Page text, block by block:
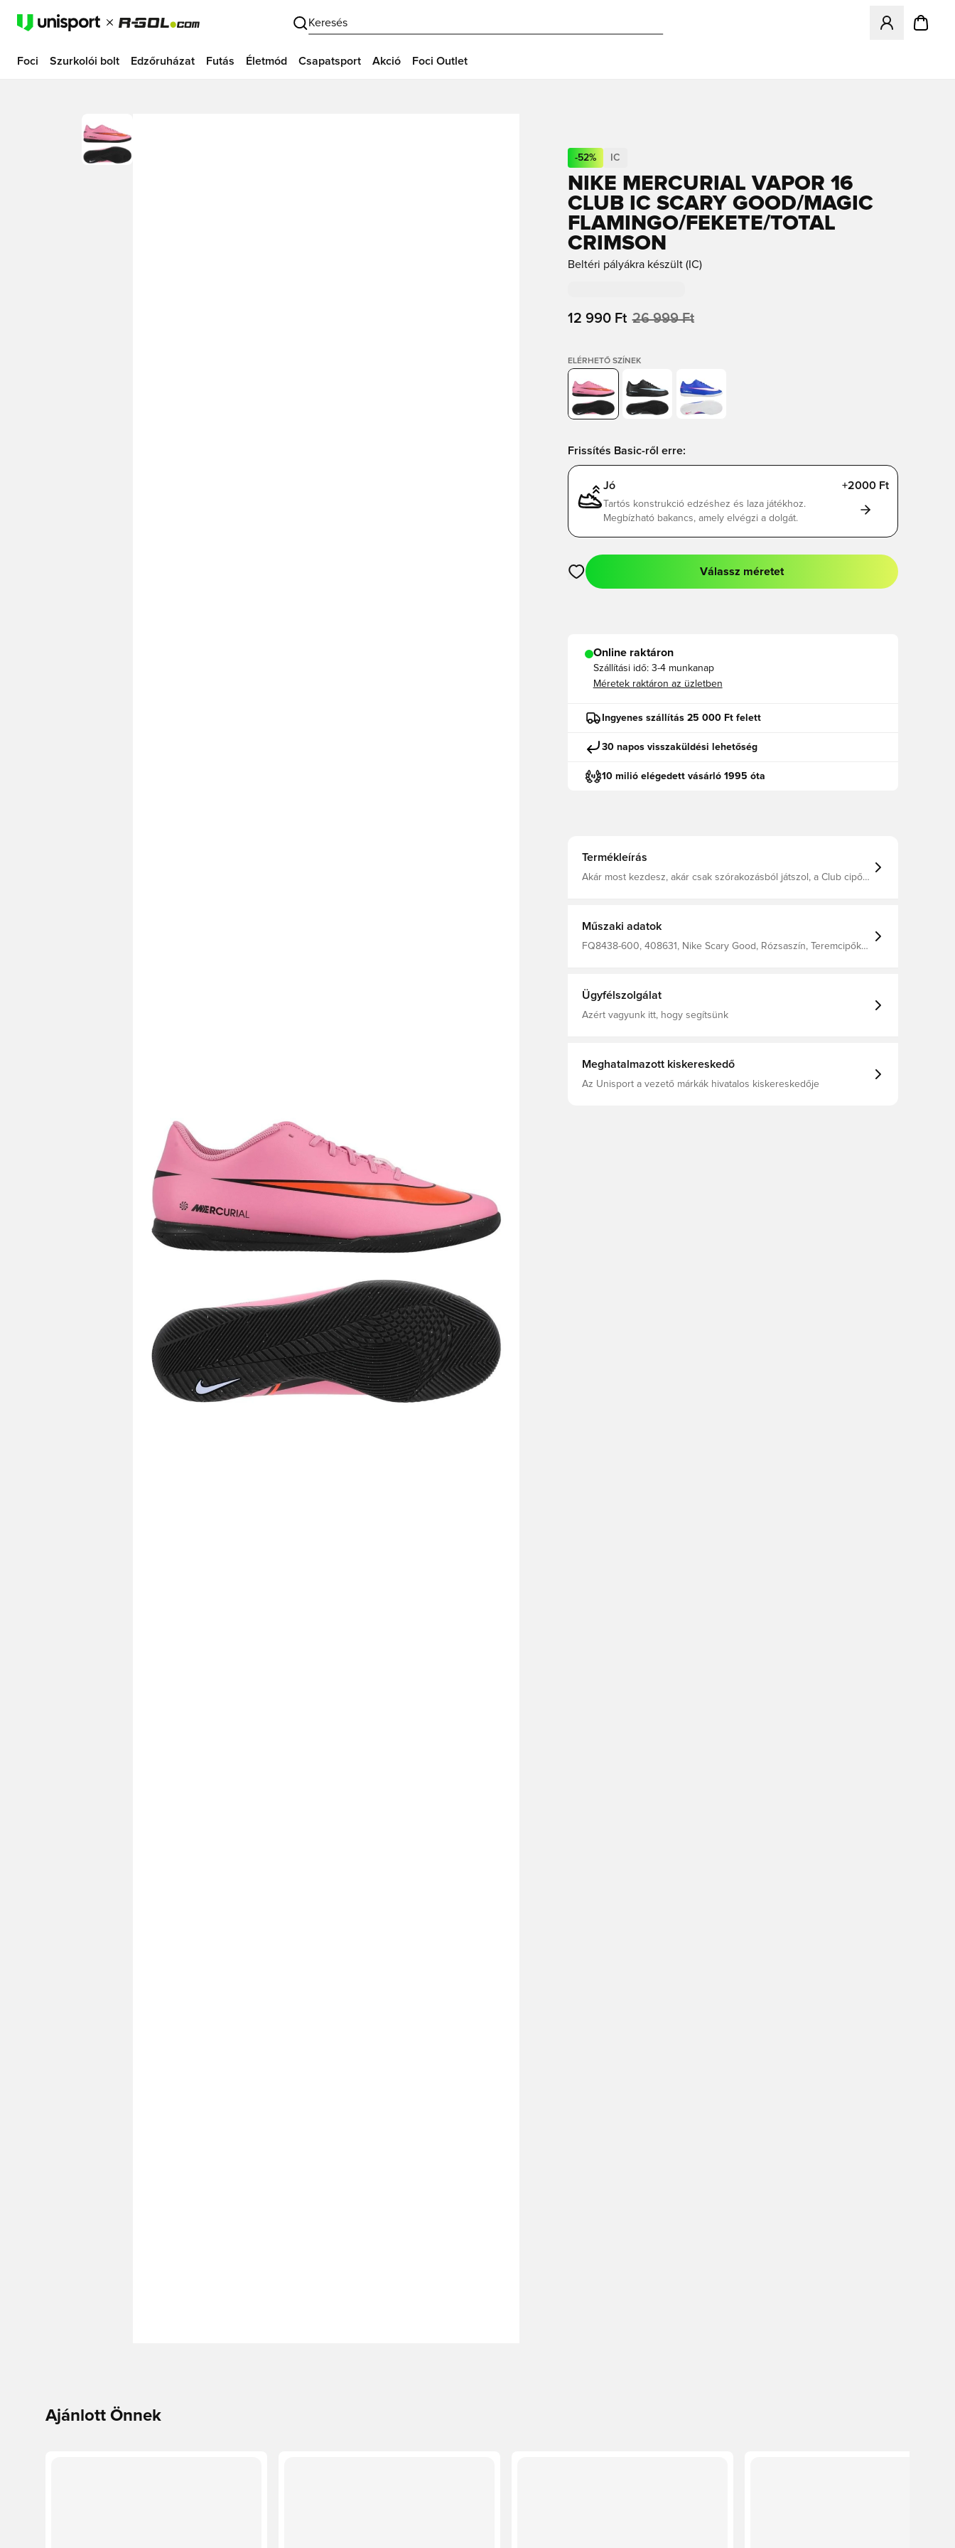
Keresés
Megnyit egy
Foci Szurkolói bolt Edzőruházat Futás Életmód Csapatsport Akció Foci Outlet
-52% IC
NIKE MERCURIAL VAPOR 16
CLUB IC SCARY GOOD/MAGIC
FLAMINGO/FEKETE/TOTAL
CRIMSON
Beltéri pályákra készült (IC)
12 990 Ft 26 999 Ft
ELÉRHETŐ SZÍNEK
Frissítés Basic-ről erre:
Jó +2000 Ft
Tartós konstrukció edzéshez és laza játékhoz.
Megbízható bakancs, amely elvégzi a dolgát.
Megnyit egy modált a bejelentkezéshez vagy a tagként való regisztrációhoz
Válassz méretet
Online raktáron
Szállítási idő: 3-4 munkanap
Méretek raktáron az üzletben
Ingyenes szállítás 25 000 Ft felett
30 napos visszaküldési lehetőség
10 milió elégedett vásárló 1995 óta
Termékleírás
Akár most kezdesz, akár csak szórakozásból játszol, a Club cipők
az ideje gólokat szerezni.
Műszaki adatok
FQ8438-600, 408631, Nike Scary Good, Rózsaszín, Teremcipők,
Ügyfélszolgálat
Azért vagyunk itt, hogy segítsünk
Meghatalmazott kiskereskedő
Az Unisport a vezető márkák hivatalos kiskereskedője
Ajánlott Önnek